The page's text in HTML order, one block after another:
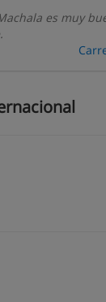
es muy